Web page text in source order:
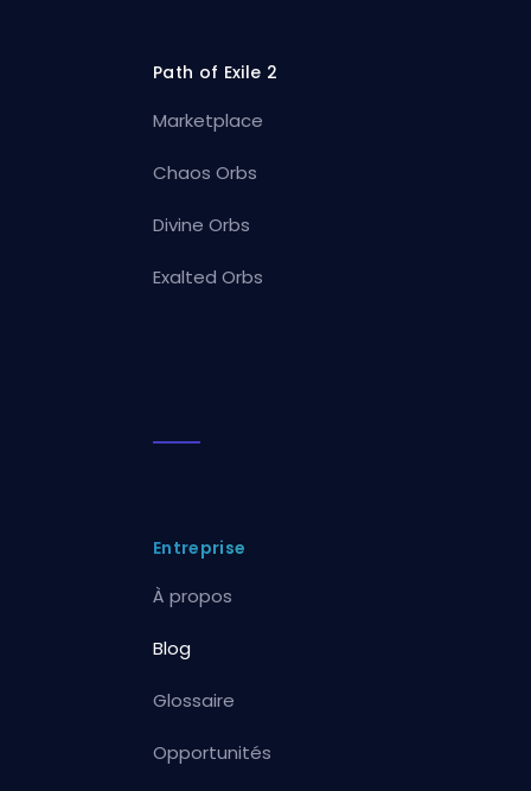
Path of Exile 2
Marketplace
Chaos Orbs
Divine Orbs
Exalted Orbs
Entreprise
À propos
Blog
Glossaire
Opportunités